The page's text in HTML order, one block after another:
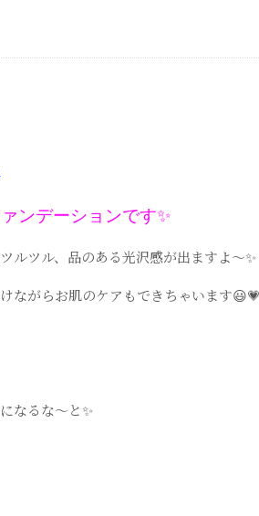
ンデーションです✨
ルツル、 品のある光沢感が出ますよ〜✨
ながらお肌のケアもできちゃいます😃💗
なるな〜と✨